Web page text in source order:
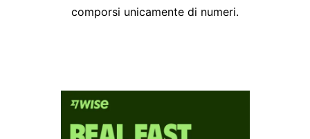
comporsi unicamente di numeri.